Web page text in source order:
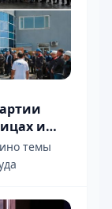
и
темы